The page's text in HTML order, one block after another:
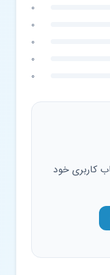
0
0
0
0
0
کاربری خود